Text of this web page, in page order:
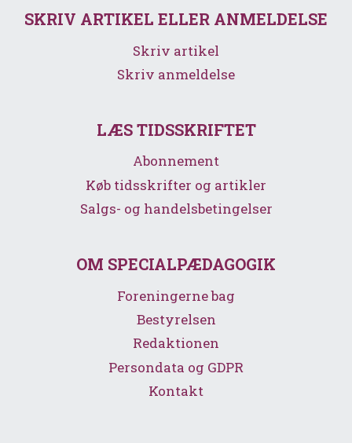
SKRIV ARTIKEL ELLER ANMELDELSE
Skriv artikel
Skriv anmeldelse
LÆS TIDSSKRIFTET
Abonnement
Køb tidsskrifter og artikler
Salgs- og handelsbetingelser
OM SPECIALPÆDAGOGIK
Foreningerne bag
Bestyrelsen
Redaktionen
Persondata og GDPR
Kontakt